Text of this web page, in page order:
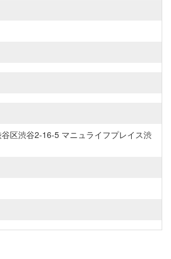
区渋谷2-16-5 マニュライフプレイス渋